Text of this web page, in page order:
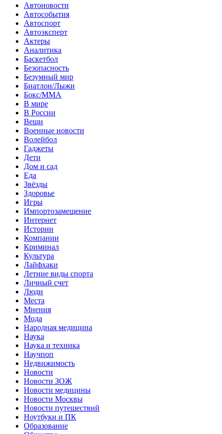
Автоновости
Автособытия
Автоспорт
Автоэксперт
Актеры
Аналитика
Баскетбол
Безопасность
Безумный мир
Биатлон/Лыжи
Бокс/MMA
В мире
В России
Вещи
Военные новости
Волейбол
Гаджеты
Дети
Дом и сад
Еда
Звёзды
Здоровье
Игры
Импортозамещение
Интернет
Истории
Компании
Криминал
Культура
Лайфхаки
Летние виды спорта
Личный счет
Люди
Места
Мнения
Мода
Народная медицина
Наука
Наука и техника
Научпоп
Недвижимость
Новости
Новости ЗОЖ
Новости медицины
Новости Москвы
Новости путешествий
Ноутбуки и ПК
Образование